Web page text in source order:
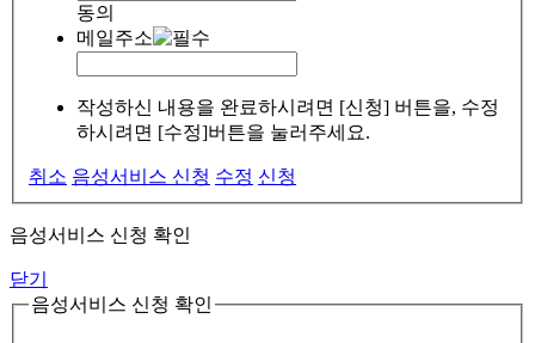
동의
메일주소
작성하신 내용을 완료하시려면 [신청] 버튼을, 수정
하시려면 [수정]버튼을 눌러주세요.
취소 음성서비스 신청 수정 신청
음성서비스 신청 확인
닫기
음성서비스 신청 확인